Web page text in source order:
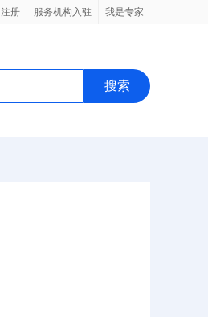
注册 服务机构入驻 我是专家
搜索